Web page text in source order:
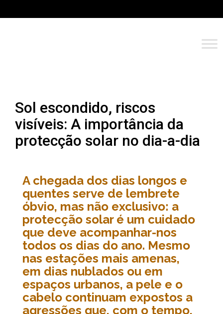
Sol escondido, riscos
visíveis: A importância da
protecção solar no dia-a-dia
A chegada dos dias longos e
quentes serve de lembrete
óbvio, mas não exclusivo: a
protecção solar é um cuidado
que deve acompanhar-nos
todos os dias do ano. Mesmo
nas estações mais amenas,
em dias nublados ou em
espaços urbanos, a pele e o
cabelo continuam expostos a
agressões que, com o tempo,